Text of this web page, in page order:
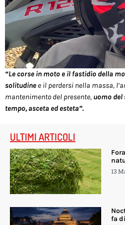
“Le corse in moto e il fastidio della
solitudine e il perdersi nella massa,
mantenimento del presente, uomo del
tempo, asceta ed esteta”.
ULTIMI ARTICOLI
13
fa